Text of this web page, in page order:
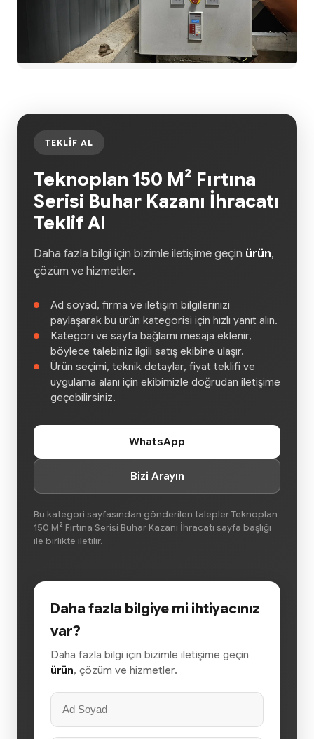
TEKLIF AL
Teknoplan 150 M² Fırtına
Serisi Buhar Kazanı İhracatı
Teklif Al
Daha fazla bilgi için bizimle iletişime geçin ürün,
çözüm ve hizmetler.
Ad soyad, firma ve iletişim bilgilerinizi
paylaşarak bu ürün kategorisi için hızlı yanıt alın.
Kategori ve sayfa bağlamı mesaja eklenir,
böylece talebiniz ilgili satış ekibine ulaşır.
Ürün seçimi, teknik detaylar, fiyat teklifi ve
uygulama alanı için ekibimizle doğrudan iletişime
geçebilirsiniz.
WhatsApp
Bizi Arayın
Bu kategori sayfasından gönderilen talepler Teknoplan
150 M² Fırtına Serisi Buhar Kazanı İhracatı sayfa başlığı
ile birlikte iletilir.
Daha fazla bilgiye mi ihtiyacınız
var?
Daha fazla bilgi için bizimle iletişime geçin
ürün, çözüm ve hizmetler.